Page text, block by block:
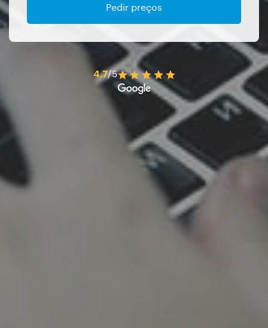
Pedir preços
4.7/5